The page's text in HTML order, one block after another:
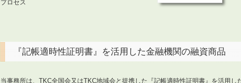
『記帳適時性証明書』を活用した金融機関の融資商品
当事務所は、TKC全国会又はTKC地域会と提携した『記帳適時性証明書 』 を活用し